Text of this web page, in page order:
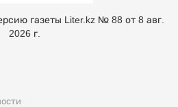
газеты Liter.kz № 88 от 8 авг.
2026 г.